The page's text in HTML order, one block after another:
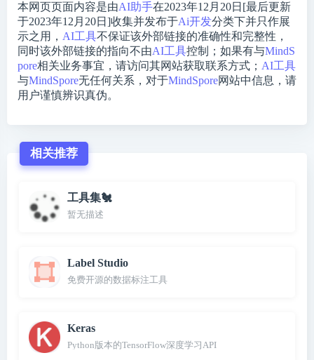
本网页页面内容是由AI助手在2023年12月20日[最后更新
于2023年12月20日]收集并发布于Ai开发分类下并只作展
示之用， AI工具不保证该外部链接的准确性和完整性，
同时该外部链接的指向不由AI工具控制；如果有与MindS
pore相关业务事宜，请访问其网站获取联系方式； AI工具
与MindSpore无任何关系，对于MindSpore网站中信息，请
用户谨慎辨识真伪。
相关推荐
工具集🐔
暂无描述
Label Studio
免费开源的数据标注工具
Keras
Python版本的TensorFlow深度学习API